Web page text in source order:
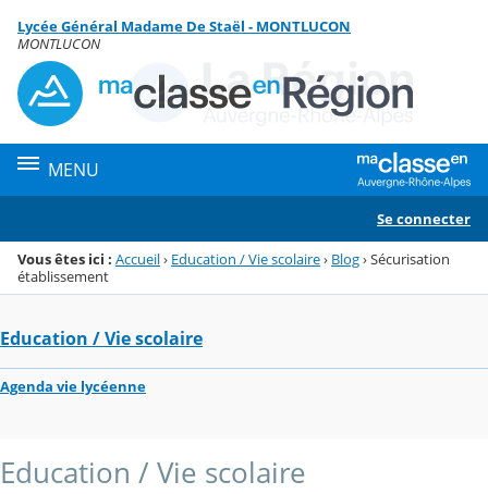
Menu de la rubrique
Contenu
Lycée Général Madame De Staël - MONTLUCON
MONTLUCON
MENU
Se connecter
Vous êtes ici : Accueil› Education / Vie scolaire› Blog›Sécurisation
établissement
Education / Vie scolaire
Agenda vie lycéenne
Education / Vie scolaire